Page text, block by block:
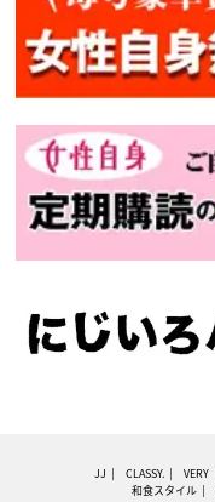
JJ CLASSY. VERY
和食スタイル